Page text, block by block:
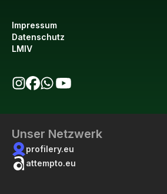
Impressum
Datenschutz
LMIV
Unser Netzwerk
profilery.eu
attempto.eu